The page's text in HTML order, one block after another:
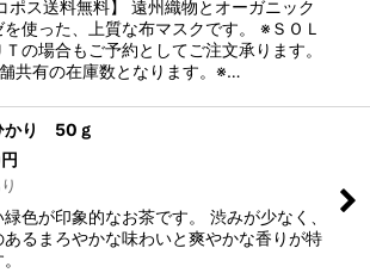
ポス送料無料】 遠州織物とオーガニック
を使った、上質な布マスクです。 ※ＳＯＬ
Ｔの場合もご予約としてご注文承ります。
共有の在庫数となります。※…
かり 50ｇ
円
緑色が印象的なお茶です。 渋みが少なく、
あるまろやかな味わいと爽やかな香りが特